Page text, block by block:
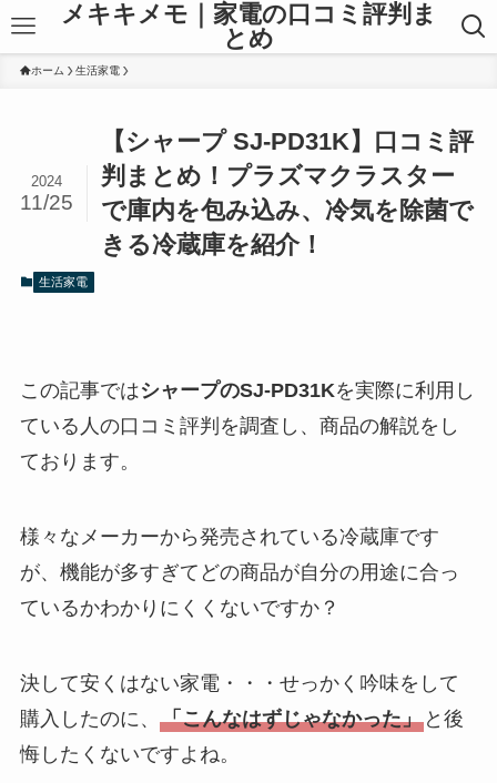
メキキメモ｜家電の口コミ評判ま
とめ
ホーム 生活家電
【シャープ SJ-PD31K】口コミ評
判まとめ！プラズマクラスター
で庫内を包み込み、冷気を除菌で
きる冷蔵庫を紹介！
2024
11/25
生活家電
この記事ではシャープのSJ-PD31Kを実際に利用し
ている人の口コミ評判を調査し、商品の解説をし
ております。
様々なメーカーから発売されている冷蔵庫です
が、機能が多すぎてどの商品が自分の用途に合っ
ているかわかりにくくないですか？
決して安くはない家電・・・せっかく吟味をして
購入したのに、 「こんなはずじゃなかった」と後
悔したくないですよね。